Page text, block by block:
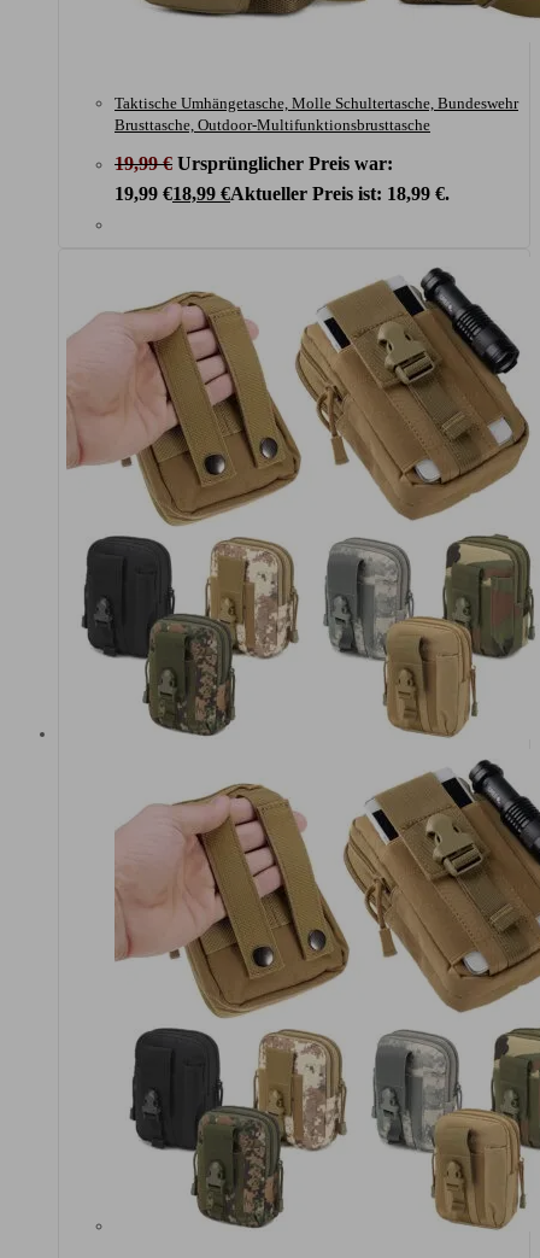
Taktische Umhängetasche, Molle Schultertasche, Bundeswehr
Brusttasche, Outdoor-Multifunktionsbrusttasche
19,99€ Ursprünglicher Preis war:
19,99 €18,99 €Aktueller Preis ist: 18,99 €.